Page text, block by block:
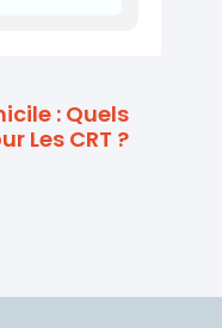
: Quels
Les CRT ?